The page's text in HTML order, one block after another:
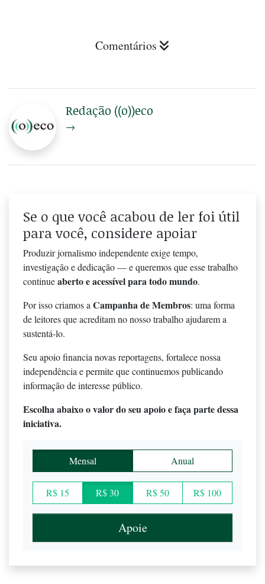
Comentários
Redação ((o))eco
→
Se o que você acabou de ler foi útil
para você, considere apoiar
Produzir jornalismo independente exige tempo,
investigação e dedicação — e queremos que esse trabalho
continueaberto e acessível para todo mundo.
Por isso criamos a Campanha de Membros: uma forma
de leitores que acreditam no nosso trabalho ajudarem a
sustentá-lo.
Seu apoio financia novas reportagens, fortalece nossa
independência e permite que continuemos publicando
informação de interesse público.
Escolha abaixo o valor do seu apoio e faça parte dessa
iniciativa.
Mensal Anual
R$ 15 R$ 30 R$ 50 R$ 100
Apoie